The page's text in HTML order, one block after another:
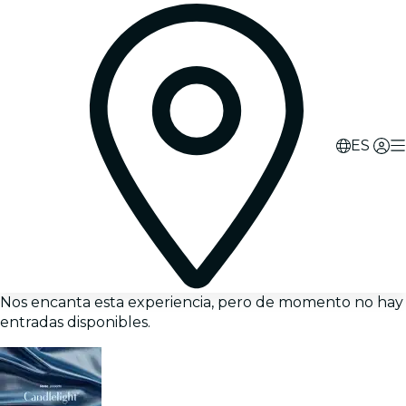
ES
Nos encanta esta experiencia, pero de momento no hay
entradas disponibles.